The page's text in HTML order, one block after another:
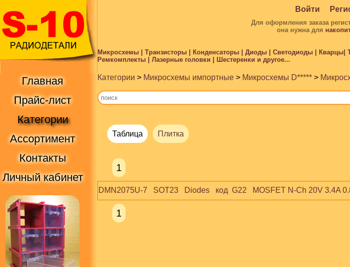
Войти
Для оформления заказа
она нужна для
Микросхемы | Транзисторы | Конденсаторы | Диоды | Светодиоды | Кварцы|
Ремкомплекты | Лазерные головки | Шестеренки и другое...
Главная
Прайс-лист
Категории
Ассортимент
Контакты
Личный кабинет
Категории > Микросхемы импортные > Микросхемы D***** >
Таблица Плитка
1
DMN2075U-7   SOT23   Diodes   код  G22   MOSFET N-Ch 20V 3.4A
1